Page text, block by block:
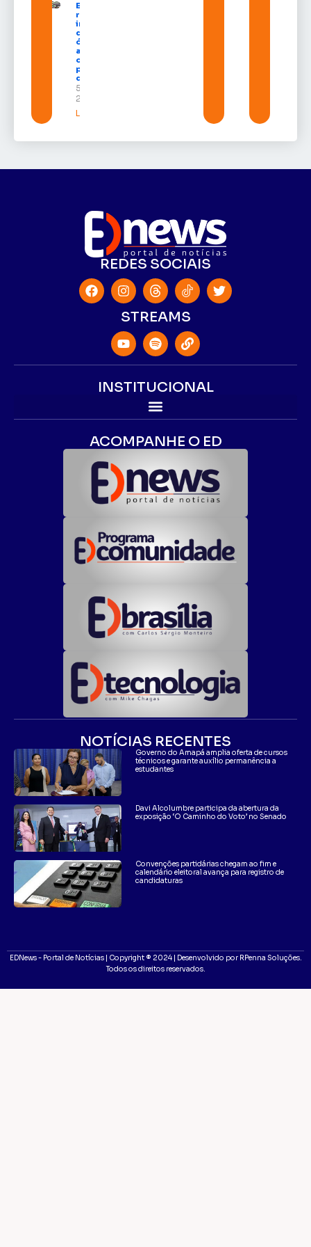
Expofeira 2026
reúne grandes
investidores
do setor de
óleo e gás e
amplia
oportunidades
para empresas
do Amapá
5 de agosto de
2026
Leia mais »
REDES SOCIAIS
STREAMS
INSTITUCIONAL
ACOMPANHE O ED
NOTÍCIAS RECENTES
Governo do Amapá amplia oferta de cursos
técnicos e garante auxílio permanência a
estudantes
Davi Alcolumbre participa da abertura da
exposição ‘O Caminho do Voto’ no Senado
Convenções partidárias chegam ao fim e
calendário eleitoral avança para registro de
candidaturas
EDNews - Portal de Notícias | Copyright ® 2024 | Desenvolvido por RPenna Soluções.
Todos os direitos reservados.